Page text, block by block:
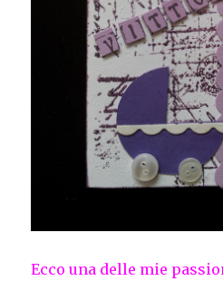
Ecco una delle mie